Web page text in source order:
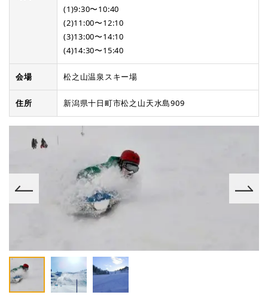
(1)9:30〜10:40
(2)11:00〜12:10
(3)13:00〜14:10
(4)14:30〜15:40
会場 松之山温泉スキー場
住所 新潟県十日町市松之山天水島909